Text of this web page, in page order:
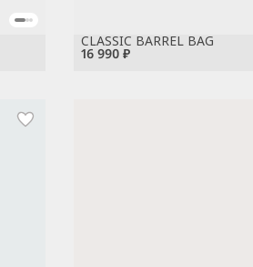
16 990 ₽
CLASSIC BARREL BAG